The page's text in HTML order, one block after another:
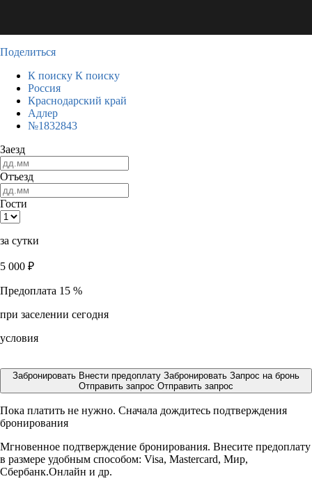
Поделиться
К поиску К поиску
Россия
Краснодарский край
Адлер
№1832843
Заезд
Отъезд
Гости
за сутки
5 000 ₽
Предоплата 15 %
при заселении сегодня
условия
Забронировать Внести предоплату Забронировать Запрос на бронь
Отправить запрос Отправить запрос
Пока платить не нужно. Сначала дождитесь подтверждения
бронирования
Мгновенное подтверждение бронирования. Внесите предоплату
в размере удобным способом: Visa, Mastercard, Мир,
Сбербанк.Онлайн и др.